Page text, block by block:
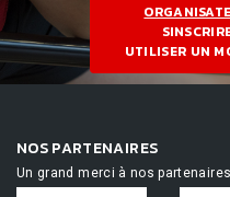
UTILISER UN
NOS PARTENAIRES
Un grand merci à nos